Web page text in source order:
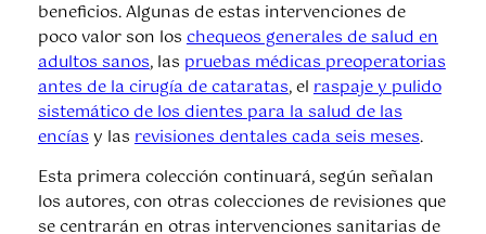
beneficios. Algunas de estas intervenciones de
poco valor son loschequeos generales de salud en
adultos sanos, laspruebas médicas preoperatorias
antes de la cirugía de cataratas, elraspaje y pulido
sistemático de los dientes para la salud de las
encíasy lasrevisiones dentales cada seis meses.
Esta primera colección continuará, según señalan
los autores, con otras colecciones de revisiones que
se centrarán en otras intervenciones sanitarias de